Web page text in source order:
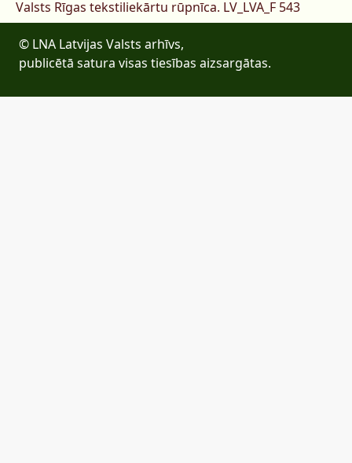
Valsts Rīgas tekstiliekārtu rūpnīca. LV_LVA_F 543
© LNA Latvijas Valsts arhīvs,
publicētā satura visas tiesības aizsargātas.